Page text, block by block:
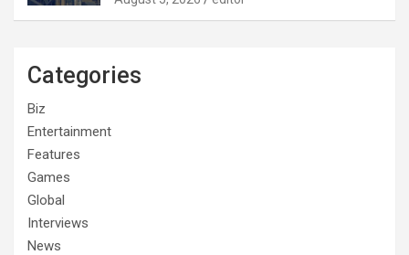
Categories
Biz
Entertainment
Features
Games
Global
Interviews
News